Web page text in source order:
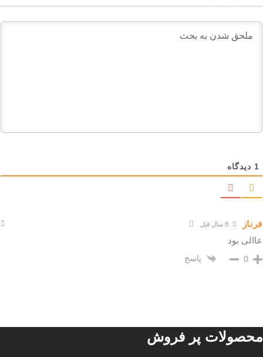
1 دیدگاه
فرناز 8 سال قبل
عاالی بود
0 پاسخ
محصولات پر فروش